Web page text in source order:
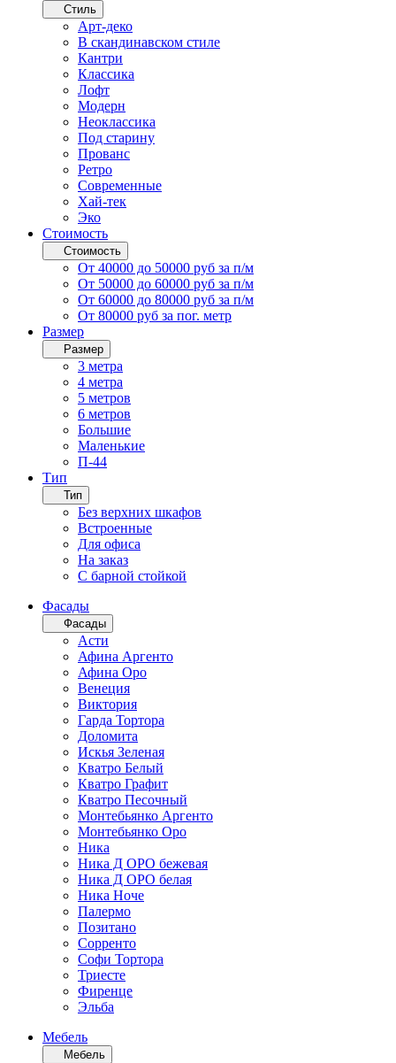
Стиль
Арт-деко
В скандинавском стиле
Кантри
Классика
Лофт
Модерн
Неоклассика
Под старину
Прованс
Ретро
Современные
Хай-тек
Эко
Стоимость
Стоимость
От 40000 до 50000 руб за п/м
От 50000 до 60000 руб за п/м
От 60000 до 80000 руб за п/м
От 80000 руб за пог. метр
Размер
Размер
3 метра
4 метра
5 метров
6 метров
Большие
Маленькие
П-44
Тип
Тип
Без верхних шкафов
Встроенные
Для офиса
На заказ
С барной стойкой
Фасады
Фасады
Асти
Афина Аргенто
Афина Оро
Венеция
Виктория
Гарда Тортора
Доломита
Искья Зеленая
Кватро Белый
Кватро Графит
Кватро Песочный
Монтебьянко Аргенто
Монтебьянко Оро
Ника
Ника Д ОРО бежевая
Ника Д ОРО белая
Ника Ноче
Палермо
Позитано
Сорренто
Софи Тортора
Триесте
Фиренце
Эльба
Мебель
Мебель